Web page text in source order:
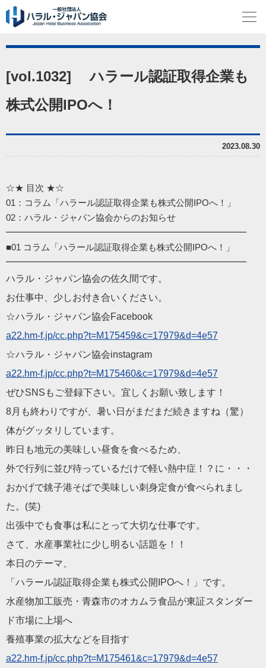
[vol.1032] ハラール認証取得企業も
株式公開IPOへ！
2023.08.30
☆★ 目次 ★☆
01：コラム「ハラール認証取得企業も株式公開IPOへ！」
02：ハラル・ジャパン協会からのお知らせ
━━━━━━━━━━━━━━━━━━━━━━━━━━━
■01 コラム「ハラール認証取得企業も株式公開IPOへ！」
━━━━━━━━━━━━━━━━━━━━━━━━━━━
ハラル・ジャパン協会の佐久間です。
お仕事中、少しお付き合いください。
☆ハラル・ジャパン協会Facebook
a22.hm-f.jp/cc.php?t=M175459&c=17979&d=4e57
☆ハラル・ジャパン協会instagram
a22.hm-f.jp/cc.php?t=M175460&c=17979&d=4e57
ぜひSNSもご登録下さい。宜しくお願い致します！
8月も終わりですが、暑い日がまだまだ続きますね（驚）
体がグッタリしています。
昨日も地元の美味しい昼食を食べるため、
外で行列に並び待っているだけで軽い熱中症！？に・・・
おかげで銚子港そばで美味しい刺身定食が食べられまし
た。(笑)
出張中でも食事は私にとって大切な仕事です。
さて、水産事業社に少し明るい話題を！！
本日のテーマ、
「ハラール認証取得企業も株式公開IPOへ！」です。
水産物加工販売・青森市のオカムラ食品が東証スタンダー
ド市場に 上場へ
養殖事業の拡大などを目指す
a22.hm-f.jp/cc.php?t=M175461&c=17979&d=4e57